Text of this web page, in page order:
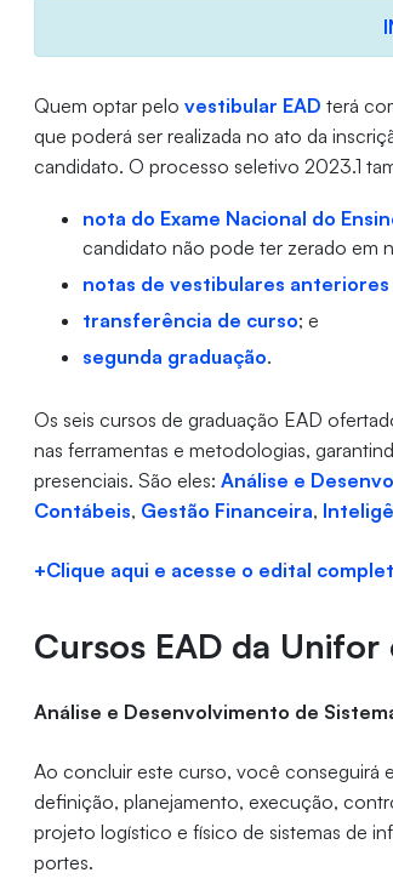
Quem optar pelovestibular EAD terá
que poderá ser realizada no ato da
candidato. O processo seletivo 2023.1
nota do Exame Nacional do
candidato não pode ter zerado em
notas de vestibulares
transferência de curso; e
segunda graduação.
Os seis cursos de graduação EAD
nas ferramentas e metodologias,
presenciais. São eles:Análise e
Contábeis, Gestão Financeira,
+Clique aqui e acesse o edital
Cursos EAD da
Análise e Desenvolvimento de
Ao concluir este curso, você conseguirá
definição, planejamento, execução,
projeto logístico e físico de sistemas de
portes.